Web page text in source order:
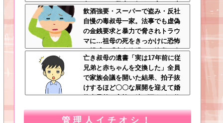
女だった…警察へ行くと言って止
められ、加害者に泣かれながら大
揉めして・・・
飲酒強要・スーパーで盗み・反社
自慢の毒叔母一家。法事でも虚偽
の金銭要求と暴力で脅されトラウ
マに…祖母の死をきっかけに恐怖
の親戚と「永久絶縁」を決意←自
分の身の安全を最優先にして大正
解
亡き叔母の遺書「実は17年前に従
兄弟と赤ちゃんを交換した」全員
で家族会議を開いた結果、拍子抜
けするほど〇〇な展開を迎えて婚
約者呆然←家族の絆が深すぎて修
管理人イチオシ！